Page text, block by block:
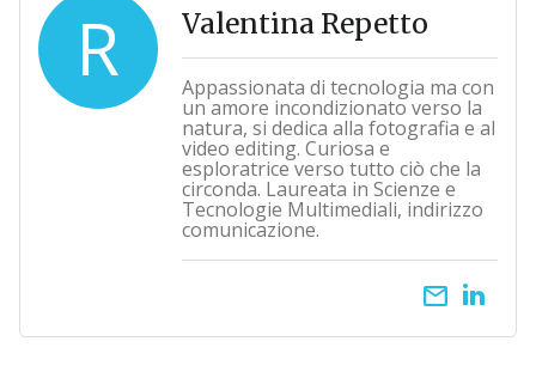
R Valentina Repetto
Appassionata di tecnologia ma con
un amore incondizionato verso la
natura, si dedica alla fotografia e al
video editing. Curiosa e
esploratrice verso tutto ciò che la
circonda. Laureata in Scienze e
Tecnologie Multimediali, indirizzo
comunicazione.
email